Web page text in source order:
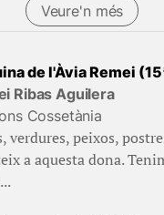
Veure'n més
de l'Àvia Remei
Ribas Aguilera
Cossetània
verdures, peixos,
a aquesta dona.